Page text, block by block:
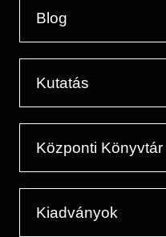
Blog
Kutatás
Központi Könyvtár
Kiadványok